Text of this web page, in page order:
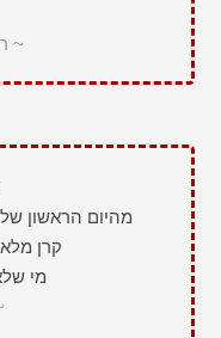
~
מהיום הראשון
קרן
מי